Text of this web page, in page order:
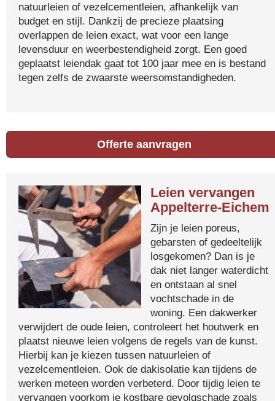
natuurleien of vezelcementleien, afhankelijk van
budget en stijl. Dankzij de precieze plaatsing
overlappen de leien exact, wat voor een lange
levensduur en weerbestendigheid zorgt. Een goed
geplaatst leiendak gaat tot 100 jaar mee en is bestand
tegen zelfs de zwaarste weersomstandigheden.
Offerte aanvragen
Leien vervangen
Appelterre-Eichem
Zijn je leien poreus,
gebarsten of gedeeltelijk
losgekomen? Dan is je
dak niet langer waterdicht
en ontstaan al snel
vochtschade in de
woning. Een dakwerker
verwijdert de oude leien, controleert het houtwerk en
plaatst nieuwe leien volgens de regels van de kunst.
Hierbij kan je kiezen tussen natuurleien of
vezelcementleien. Ook de dakisolatie kan tijdens de
werken meteen worden verbeterd. Door tijdig leien te
vervangen voorkom je kostbare gevolgschade zoals